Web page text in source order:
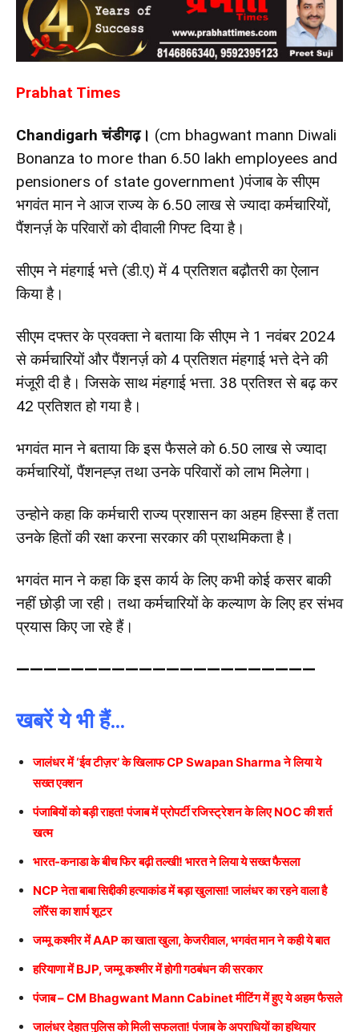
Prabhat Times
Chandigarhचंडीगढ़। (cm bhagwant mann Diwali
Bonanza to more than 6.50 lakh employees and
pensioners of state government )पंजाब के सीएम
भगवंत मान ने आज राज्य के 6.50 लाख से ज्यादा कर्मचारियों,
पैंशनर्ज़ के परिवारों को दीवाली गिफ्ट दिया है।
सीएम ने मंहगाई भत्ते (डी.ए) में 4 प्रतिशत बढ़ौतरी का ऐलान
किया है।
सीएम दफ्तर के प्रवक्ता ने बताया कि सीएम ने 1 नवंबर 2024
से कर्मचारियों और पैंशनर्ज़ को 4 प्रतिशत मंहगाई भत्ते देने की
मंजूरी दी है। जिसके साथ मंहगाई भत्ता. 38 प्रतिश्त से बढ़ कर
42 प्रतिशत हो गया है।
भगवंत मान ने बताया कि इस फैसले को 6.50 लाख से ज्यादा
कर्मचारियों, पैंशनह्ज़ तथा उनके परिवारों को लाभ मिलेगा।
उन्होने कहा कि कर्मचारी राज्य प्रशासन का अहम हिस्सा हैं तता
उनके हितों की रक्षा करना सरकार की प्राथमिकता है।
भगवंत मान ने कहा कि इस कार्य के लिए कभी कोई कसर बाकी
नहीं छोड़ी जा रही। तथा कर्मचारियों के कल्याण के लिए हर संभव
प्रयास किए जा रहे हैं।
——————————————————————
खबरें ये भी हैं…
जालंधर में ‘ईव टीज़र’ के खिलाफ CP Swapan Sharma ने लिया ये
सख्त एक्शन
पंजाबियों को बड़ी राहत! पंजाब में प्रोपर्टी रजिस्ट्रेशन के लिए NOC की शर्त
खत्म
भारत-कनाडा के बीच फिर बढ़ी तल्खी! भारत ने लिया ये सख्त फैसला
NCP नेता बाबा सिद्दीकी हत्याकांड में बड़ा खुलासा! जालंधर का रहने वाला है
लॉरेंस का शार्प शूटर
जम्मू कश्मीर में AAP का खाता खुला, केजरीवाल, भगवंत मान ने कही ये बात
हरियाणा में BJP, जम्मू कश्मीर में होगी गठबंधन की सरकार
पंजाब – CM Bhagwant Mann Cabinet मीटिंग में हुए ये अहम फैसले
जालंधर देहात पुलिस को मिली सफलता! पंजाब के अपराधियों का हथियार